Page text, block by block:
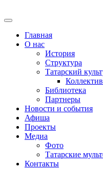
Главная
О нас
История
Структура
Татарский
Библиотека
Партнеры
Новости и события
Афиша
Проекты
Медиа
Фото
Татарские
Контакты